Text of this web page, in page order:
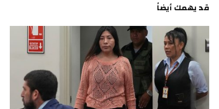
قد يهمك أيضاً